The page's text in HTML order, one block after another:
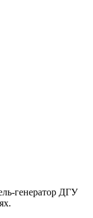
генератор ДГУ